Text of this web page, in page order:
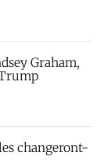
Graham,
changeront-